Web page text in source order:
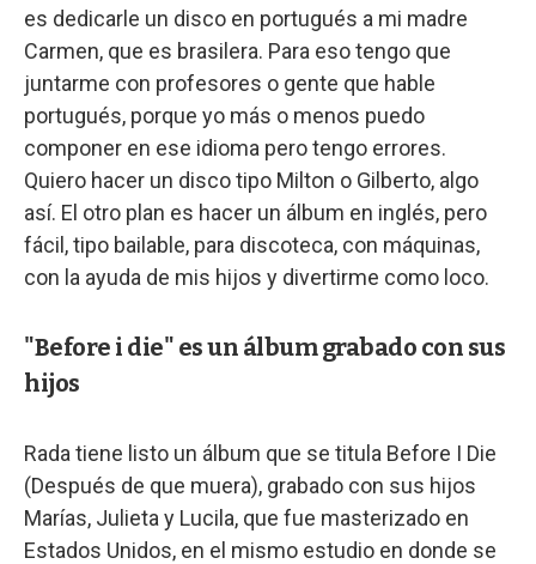
es dedicarle un disco en portugués a mi madre
Carmen, que es brasilera. Para eso tengo que
juntarme con profesores o gente que hable
portugués, porque yo más o menos puedo
componer en ese idioma pero tengo errores.
Quiero hacer un disco tipo Milton o Gilberto, algo
así. El otro plan es hacer un álbum en inglés, pero
fácil, tipo bailable, para discoteca, con máquinas,
con la ayuda de mis hijos y divertirme como loco.
"Before i die" es un álbum grabado con sus
hijos
Rada tiene listo un álbum que se titula Before I Die
(Después de que muera), grabado con sus hijos
Marías, Julieta y Lucila, que fue masterizado en
Estados Unidos, en el mismo estudio en donde se